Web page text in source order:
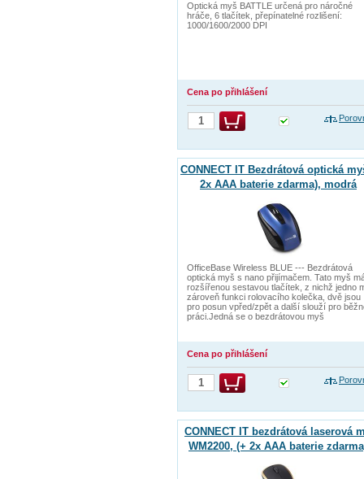
Optická myš BATTLE určená pro náročné
hráče, 6 tlačítek, přepínatelné rozlišení:
1000/1600/2000 DPI
Cena po přihlášení
CONNECT IT Bezdrátová optická
2x AAA baterie zdarma), modrá
OfficeBase Wireless BLUE --- Bezdrátová
optická myš s nano přijímačem. Tato myš
rozšířenou sestavou tlačítek, z nichž jedno
zároveň funkci rolovacího kolečka, dvě jsou
pro posun vpřed/zpět a další slouží pro
práci.Jedná se o bezdrátovou myš
Cena po přihlášení
CONNECT IT bezdrátová laserová
WM2200, (+ 2x AAA baterie
zlatá